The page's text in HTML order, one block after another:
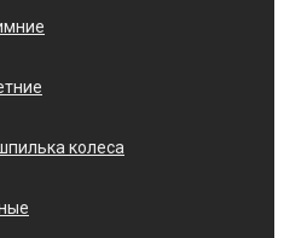
колеса